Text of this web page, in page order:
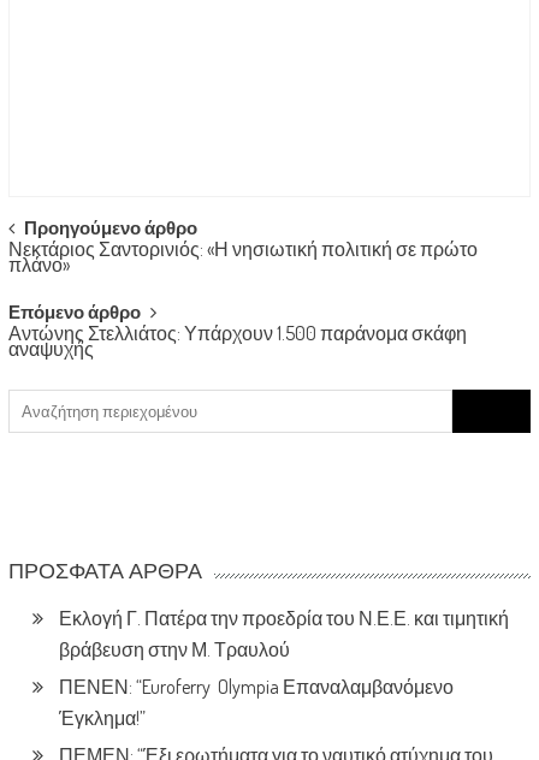
Post
navigation
Προηγούμενο άρθρο
Νεκτάριος Σαντορινιός: «Η νησιωτική πολιτική σε πρώτο
πλάνο»
Επόμενο άρθρο
Αντώνης Στελλιάτος: Υπάρχουν 1.500 παράνομα σκάφη
αναψυχής
for:
ΠΡΌΣΦΑΤΑ ΆΡΘΡΑ
Εκλογή Γ. Πατέρα την προεδρία του Ν.Ε.Ε. και τιμητική
βράβευση στην Μ. Τραυλού
ΠΕΝΕΝ: “Euroferry Olympia Επαναλαμβανόμενο
Έγκλημα!”